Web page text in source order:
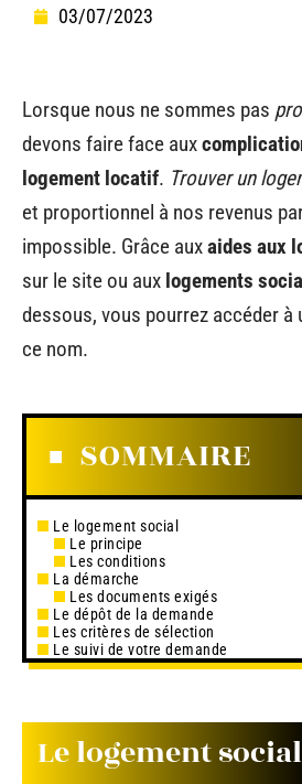
03/07/2023
Lorsque nous ne sommes pas
devons faire face aux
logement locatif. Trouver un
et proportionnel à nos revenus
impossible. Grâce auxaides aux
sur le site ou aux logements
dessous, vous pourrez accéder à
ce nom.
SOMMAIRE
Le logement social
Le principe
Les conditions
La démarche
Les documents exigés
Le dépôt de la demande
Les critères de sélection
Le suivi de votre demande
Le logement social